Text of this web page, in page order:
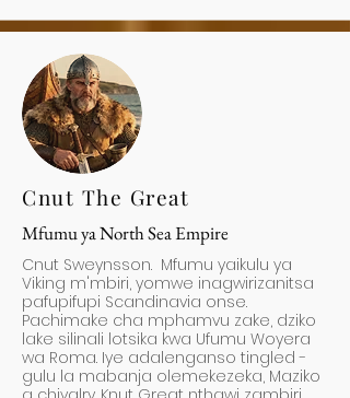
Cnut The Great
Mfumu ya North Sea Empire
Cnut Sweynsson. Mfumu yaikulu ya
Viking m'mbiri, yomwe inagwirizanitsa
pafupifupi Scandinavia onse.
Pachimake cha mphamvu zake, dziko
lake silinali lotsika kwa Ufumu Woyera
wa Roma. Iye adalenganso tingled -
gulu la mabanja olemekezeka, Maziko